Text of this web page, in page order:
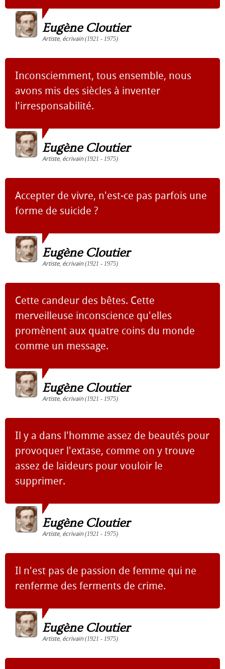
Eugène Cloutier
Artiste, écrivain(1921 - 1975)
Inconsciemment, tous ensemble, nous
avons mis des siècles à inventer
l'irresponsabilité.
Eugène Cloutier
Artiste, écrivain(1921 - 1975)
Accepter de vivre, n'est-ce pas parfois une
forme de suicide ?
Eugène Cloutier
Artiste, écrivain(1921 - 1975)
Cette candeur des bêtes. Cette
merveilleuse inconscience qu'elles
promènent aux quatre coins du monde
comme un message.
Eugène Cloutier
Artiste, écrivain(1921 - 1975)
Il y a dans l'homme assez de beautés pour
provoquer l'extase, comme on y trouve
assez de laideurs pour vouloir le
supprimer.
Eugène Cloutier
Artiste, écrivain(1921 - 1975)
Il n'est pas de passion de femme qui ne
renferme des ferments de crime.
Eugène Cloutier
Artiste, écrivain(1921 - 1975)